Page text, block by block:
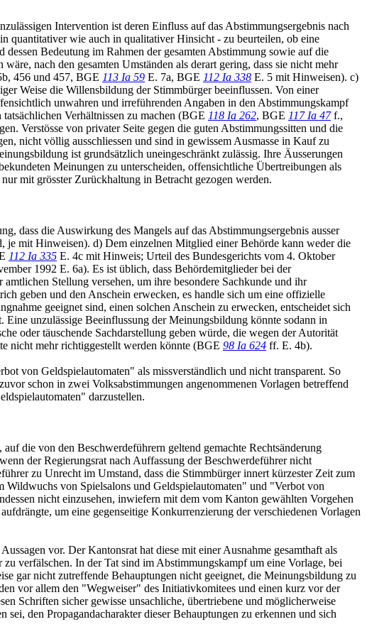
Intervention ist deren Einfluss auf das Abstimmungsergebnis nach
quantitativer wie auch in qualitativer Hinsicht - zu beurteilen, ob eine
Bedeutung im Rahmen der gesamten Abstimmung sowie auf die
nach den gesamten Umständen als derart gering, dass sie nicht mehr
456 und 457, BGE 113 Ia 59 E. 7a, BGE 112 Ia 338 E. 5 mit Hinweisen). c)
Weise die Willensbildung der Stimmbürger beeinflussen. Von einer
unwahren und irreführenden Angaben in den Abstimmungskampf
Verhältnissen zu machen (BGE 118 Ia 262, BGE 117 Ia 47f.,
Verstösse von privater Seite gegen die guten Abstimmungssitten und die
nicht völlig ausschliessen und sind in gewissem Ausmasse in Kauf zu
ist grundsätzlich uneingeschränkt zulässig. Ihre Äusserungen
Meinungen zu unterscheiden, offensichtliche Übertreibungen als
mit grösster Zurückhaltung in Betracht gezogen werden.
dass die Auswirkung des Mangels auf das Abstimmungsergebnis ausser
je mit Hinweisen). d) Dem einzelnen Mitglied einer Behörde kann weder die
112 Ia 335 E. 4c mit Hinweis; Urteil des Bundesgerichts vom 4. Oktober
1992 E. 6a). Es ist üblich, dass Behördemitglieder bei der
Stellung versehen, um ihre besondere Sachkunde und ihr
geben und den Anschein erwecken, es handle sich um eine offizielle
geeignet sind, einen solchen Anschein zu erwecken, entscheidet sich
unzulässige Beeinflussung der Meinungsbildung könnte sodann in
oder täuschende Sachdarstellung geben würde, die wegen der Autorität
nicht mehr richtiggestellt werden könnte (BGE 98 Ia 624 ff. E. 4b).
von Geldspielautomaten" als missverständlich und nicht transparent. So
schon in zwei Volksabstimmungen angenommenen Vorlagen betreffend
darzustellen.
die von den Beschwerdeführern geltend gemachte Rechtsänderung
der Regierungsrat nach Auffassung der Beschwerdeführer nicht
zu Unrecht im Umstand, dass die Stimmbürger innert kürzester Zeit zum
Wildwuchs von Spielsalons und Geldspielautomaten" und "Verbot von
nicht einzusehen, inwiefern mit dem vom Kanton gewählten Vorgehen
um eine gegenseitige Konkurrenzierung der verschiedenen Vorlagen
vor. Der Kantonsrat hat diese mit einer Ausnahme gesamthaft als
verfälschen. In der Tat sind im Abstimmungskampf um eine Vorlage, bei
gar nicht zutreffende Behauptungen nicht geeignet, die Meinungsbildung zu
vor allem den "Wegweiser" des Initiativkomitees und einen kurz vor der
Schriften sicher gewisse unsachliche, übertriebene und möglicherweise
den Propagandacharakter dieser Behauptungen zu erkennen und sich